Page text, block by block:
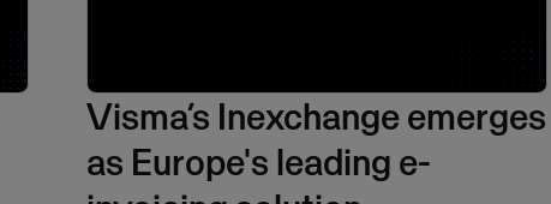
Visma’s Inexchange emerges
as Europe's leading e-